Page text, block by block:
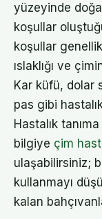
yüzeyinde
koşullar
koşullar
ıslaklığı ve
Kar küfü, dolar
pas gibi
Hastalık
bilgiye çim
ulaşabilirsiniz;
kullanmayı
kalan